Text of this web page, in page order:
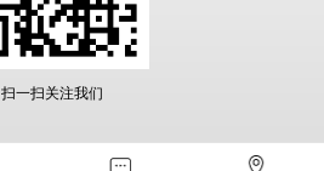
扫一扫关注我们